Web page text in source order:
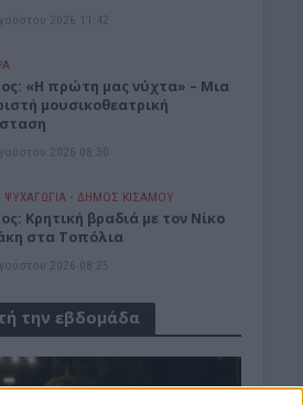
2026 11:42
«Η πρώτη μας νύχτα» – Μια
μουσικοθεατρική
2026 08:30
ΨΥΧΑΓΩΓΊΑ • ΔΉΜΟΣ ΚΙΣΆΜΟΥ
Κρητική βραδιά με τον Νίκο
στα Τοπόλια
2026 08:25
την εβδομάδα